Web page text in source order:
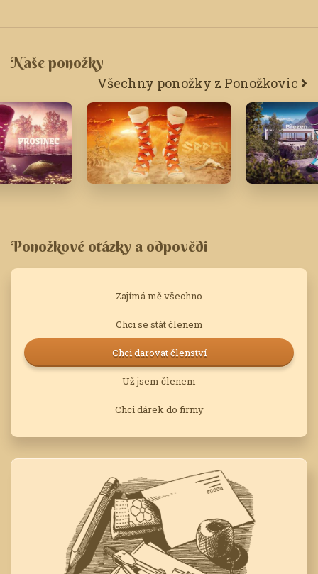
Naše ponožky
Všechny ponožky z Ponožkovic
Ponožkové otázky a odpovědi
Zajímá mě všechno
Chci se stát členem
Chci darovat členství
Už jsem členem
Chci dárek do firmy